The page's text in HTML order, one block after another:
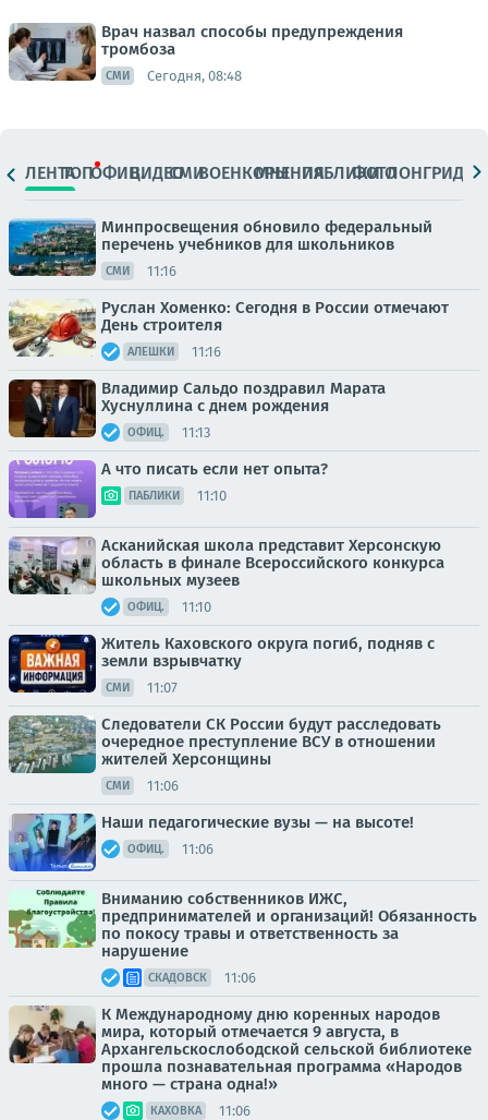
Врач назвал способы предупреждения
тромбоза
СМИ Сегодня, 08:48
ЛЕНТАТОПОФИЦ.ВИДЕОСМИВОЕНКОРЫМНЕНИЯПАБЛИКИ
ФОТОЛОНГРИДЫ
Минпросвещения обновило федеральный
перечень учебников для школьников
СМИ 11:16
Руслан Хоменко: Сегодня в России отмечают
День строителя
АЛЕШКИ 11:16
Владимир Сальдо поздравил Марата
Хуснуллина с днем рождения
ОФИЦ. 11:13
А что писать если нет опыта?
ПАБЛИКИ 11:10
Асканийская школа представит Херсонскую
область в финале Всероссийского конкурса
школьных музеев
ОФИЦ. 11:10
Житель Каховского округа погиб, подняв с
земли взрывчатку
СМИ 11:07
Следователи СК России будут расследовать
очередное преступление ВСУ в отношении
жителей Херсонщины
СМИ 11:06
Наши педагогические вузы — на высоте!
ОФИЦ. 11:06
Вниманию собственников ИЖС,
предпринимателей и организаций! Обязанность
по покосу травы и ответственность за
нарушение
СКАДОВСК 11:06
К Международному дню коренных народов
мира, который отмечается 9 августа, в
Архангельскослободской сельской библиотеке
прошла познавательная программа «Народов
много — страна одна!»
КАХОВКА 11:06